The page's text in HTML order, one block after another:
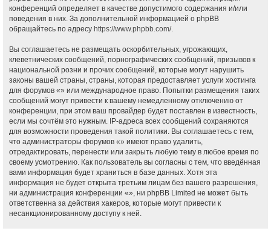
конференций определяет в качестве допустимого содержания и/или
поведения в них. За дополнительной информацией о phpBB
обращайтесь по адресу https://www.phpbb.com/.
Вы соглашаетесь не размещать оскорбительных, угрожающих,
клеветнических сообщений, порнографических сообщений, призывов к
национальной розни и прочих сообщений, которые могут нарушить
законы вашей страны, страны, которая предоставляет услуги хостинга
для форумов «» или международное право. Попытки размещения таких
сообщений могут привести к вашему немедленному отключению от
конференции, при этом ваш провайдер будет поставлен в известность,
если мы сочтём это нужным. IP-адреса всех сообщений сохраняются
для возможности проведения такой политики. Вы соглашаетесь с тем,
что администраторы форумов «» имеют право удалить,
отредактировать, перенести или закрыть любую тему в любое время по
своему усмотрению. Как пользователь вы согласны с тем, что введённая
вами информация будет храниться в базе данных. Хотя эта
информация не будет открыта третьим лицам без вашего разрешения,
ни администрация конференции «», ни phpBB Limited не может быть
ответственна за действия хакеров, которые могут привести к
несанкционированному доступу к ней.